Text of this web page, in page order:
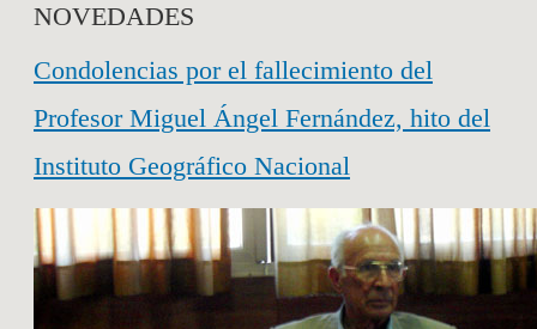
NOVEDADES
Condolencias por el fallecimiento del
Profesor Miguel Ángel Fernández, hito del
Instituto Geográfico Nacional